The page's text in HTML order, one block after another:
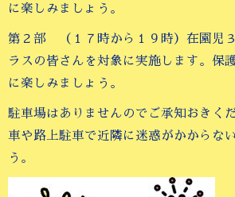
に楽しみましょう。
第２部 （１７時から１９時）在園児
ラスの皆さんを対象に実施します。保
に楽しみましょう。
駐車場はありませんのでご承知おきく
車や路上駐車で近隣に迷惑がかからな
う。